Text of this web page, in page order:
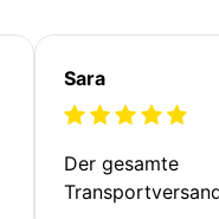
Sara
Der gesamte